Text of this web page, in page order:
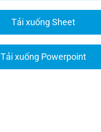
Tải xuống Sheet
Tải xuống Powerpoint